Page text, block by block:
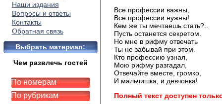
Наши издания
Вопросы и ответы
Контакты
Обратная связь
Выбрать материал:
Чем развлечь гостей
По номерам
По рубрикам
Все профессии важны,
Все профессии нужны!
Кем же ты мечтаешь стать?..
Пусть останется секретом.
Но мне в рифму отвечать
Ты не забывай при этом.
Кто профессию узнал,
Мою рифму разгадал,
Отвечайте вместе, громко,
И мальчишка, и девчонка!
Полный текст доступен